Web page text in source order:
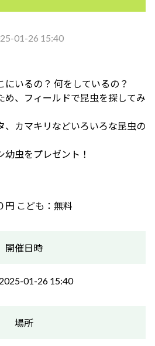
気・水）
01-26 15:40
にいるの？ 何をしているの？
め、フィールドで昆虫を探してみ
、カマキリなどいろいろな昆虫の
虫をプレゼント！
円 こども：無料
開催日時
01-26 15:40
場所